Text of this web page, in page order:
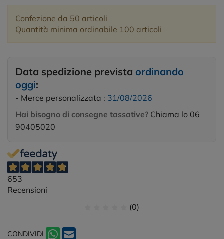
Confezione da 50 articoli
Quantità minima ordinabile 100 articoli
Data spedizione prevista ordinando
oggi:
- Merce personalizzata : 31/08/2026
Hai bisogno di consegne tassative? Chiama lo 06
90405020
653
Recensioni
(0)
CONDIVIDI